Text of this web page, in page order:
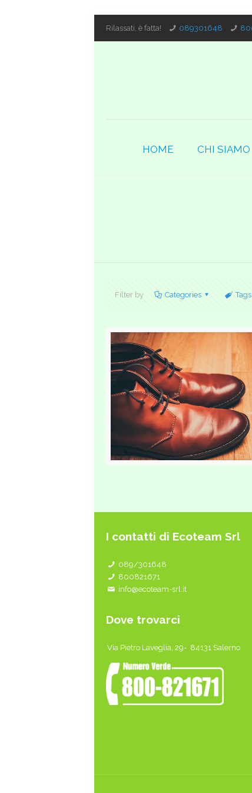
Rilassati, è fatta! 089301648
HOME CHI SIAMO
Filter by Categories Tags
I contatti di Ecoteam Srl
089/301648
800821671
info@ecoteam-srl.it
Dove trovarci
Via Pietro Laveglia, 29- 84131 Salerno